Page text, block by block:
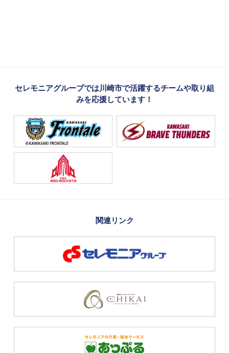
セレモニアグループでは川崎市で活躍するチームや取り組
みを応援しています！
関連リンク